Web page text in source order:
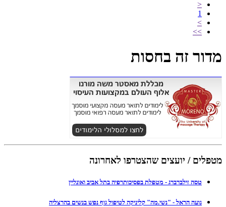
<
1
>
>>
מדור זה בחסות
מטפלים / יועצים שהצטרפו לאחרונה
טסה זילברברג - מטפלת בפסיכותרפיה בתל אביב ואונליין
נועה הראל - "נשי.מה" קליניקה לטיפול גוף נפש בנשים בהרצליה